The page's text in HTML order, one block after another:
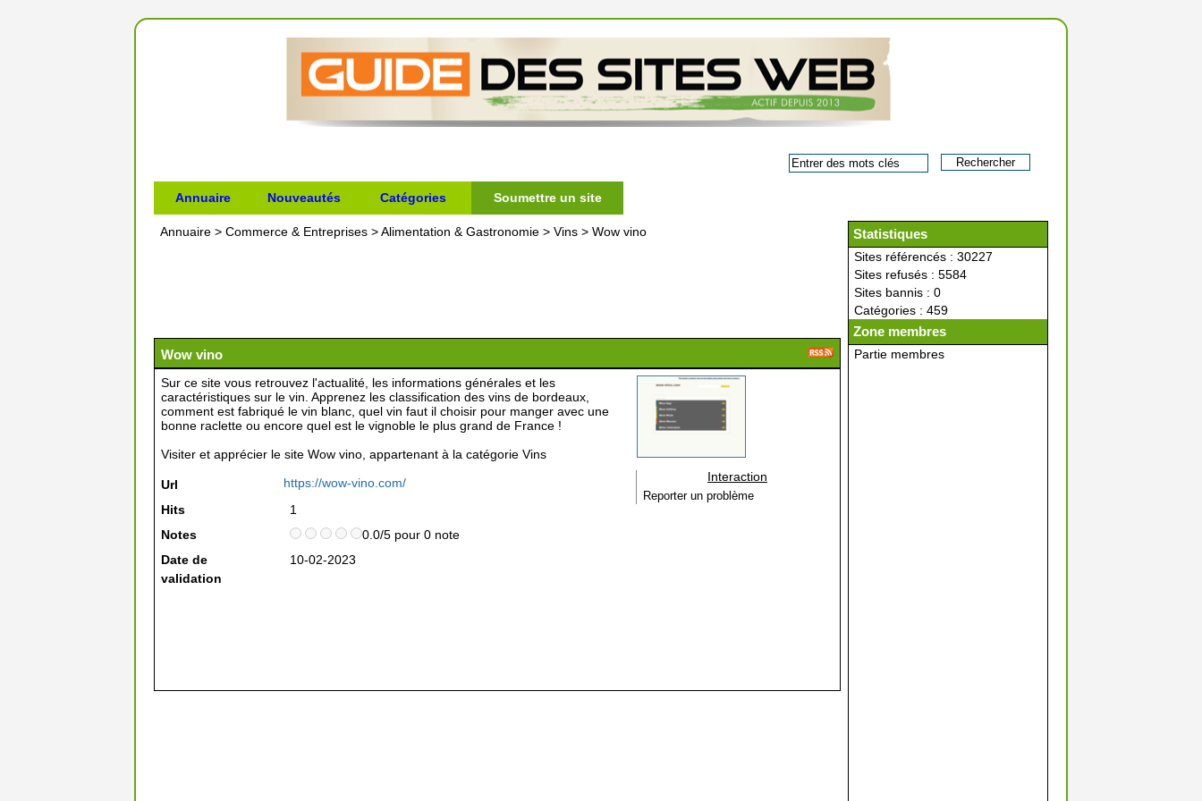
Annuaire Nouveautés Catégories Soumettre un site
Statistiques
Sites référencés : 30227
Sites refusés : 5584
Sites bannis : 0
Catégories : 459
Zone membres
Partie membres
Annuaire > Commerce & Entreprises >Alimentation & Gastronomie > Vins > Wow vino
Wow vino
Sur ce site vous retrouvez l'actualité, les informations générales et les
caractéristiques sur le vin. Apprenez les classification des vins de bordeaux,
comment est fabriqué le vin blanc, quel vin faut il choisir pour manger avec une
bonne raclette ou encore quel est le vignoble le plus grand de France !
Visiter et apprécier le site Wow vino, appartenant à la catégorie Vins
Url
https://wow-vino.com/
Hits
1
Notes
0.0/5 pour 0 note
Date de
validation
10-02-2023
Interaction
Reporter un problème